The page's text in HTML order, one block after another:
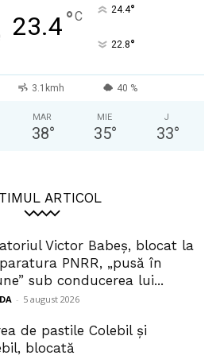
23.4°C 24.4°
22.8°
3.1kmh 40 %
MAR
38°
MIE
35°
J
33°
ARTICOL
Victor Babeș, blocat la
PNRR, „pusă în
sub conducerea lui...
- 5 august 2026
de pastile Colebil și
blocată